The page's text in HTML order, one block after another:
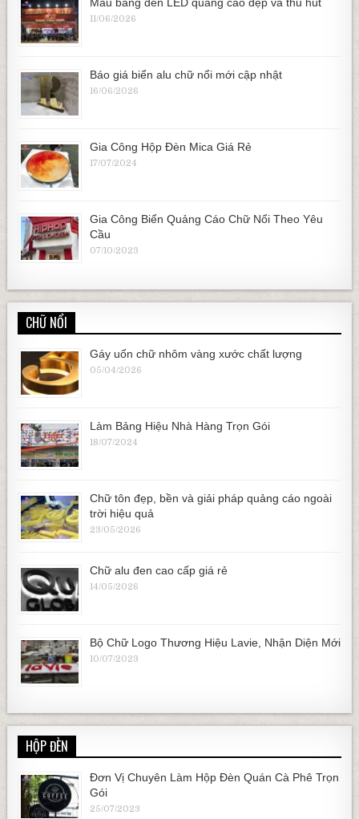
11/06/2026
Báo giá biển alu chữ nổi mới cập nhật
16/06/2026
Gia Công Hộp Đèn Mica Giá Rẻ
17/07/2024
Gia Công Biển Quảng Cáo Chữ Nổi Theo Yêu
Cầu
07/10/2023
CHỮ NỔI
Gáy uốn chữ nhôm vàng xước chất lượng
05/04/2026
Làm Bảng Hiệu Nhà Hàng Trọn Gói
18/07/2024
Chữ tôn đẹp, bền và giải pháp quảng cáo ngoài
trời hiệu quả
23/05/2026
Chữ alu đen cao cấp giá rẻ
14/05/2026
Bộ Chữ Logo Thương Hiệu Lavie, Nhận Diện Mới
10/07/2023
HỘP ĐÈN
Đơn Vị Chuyên Làm Hộp Đèn Quán Cà Phê Trọn
Gói
25/07/2023